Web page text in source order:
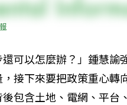
可以怎麼辦？」鍾慧諭
接下來要把政策重心轉
包含土地、電網、平台